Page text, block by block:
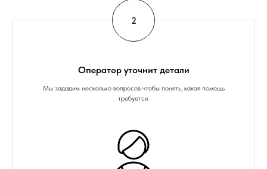
Оператор уточнит детали
Мы зададим несколько вопросов чтобы понять, какая помощь
требуется.